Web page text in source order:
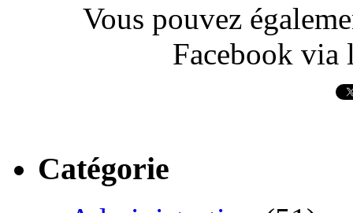
Vous pouvez
Facebook via
Catégorie